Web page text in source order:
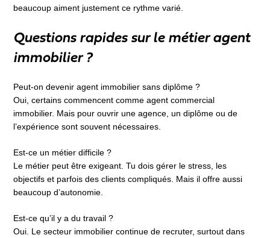
beaucoup aiment justement ce rythme varié.
Questions rapides sur le métier agent
immobilier ?
Peut-on devenir agent immobilier sans diplôme ?
Oui, certains commencent comme agent commercial
immobilier. Mais pour ouvrir une agence, un diplôme ou de
l’expérience sont souvent nécessaires.
Est-ce un métier difficile ?
Le métier peut être exigeant. Tu dois gérer le stress, les
objectifs et parfois des clients compliqués. Mais il offre aussi
beaucoup d’autonomie.
Est-ce qu’il y a du travail ?
Oui. Le secteur immobilier continue de recruter, surtout dans